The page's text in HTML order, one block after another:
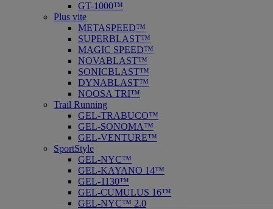
GT-1000™
Plus vite
METASPEED™
SUPERBLAST™
MAGIC SPEED™
NOVABLAST™
SONICBLAST™
DYNABLAST™
NOOSA TRI™
Trail Running
GEL-TRABUCO™
GEL-SONOMA™
GEL-VENTURE™
SportStyle
GEL-NYC™
GEL-KAYANO 14™
GEL-1130™
GEL-CUMULUS 16™
GEL-NYC™ 2.0